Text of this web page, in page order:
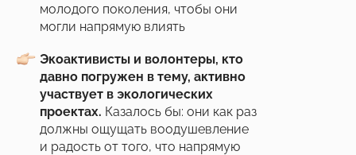
молодого поколения, чтобы они
могли напрямую влиять
Экоактивисты и волонтеры, кто
давно погружен в тему, активно
участвует в экологических
проектах. Казалось бы: они как раз
должны ощущать воодушевление
и радость от того, что напрямую